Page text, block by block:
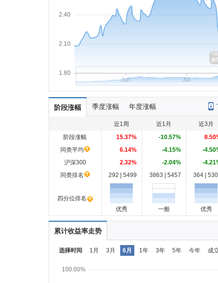
1.80
2.10
2.40
Jun Jul
阶段涨幅 季度涨幅 年度涨幅
近1周 近1月
近3月
阶段涨幅
15.37% -10.57%
同类平均
6.14% -4.15%
-
沪深300
2.32% -2.04%
-
同类排名
292 | 5499 3863 | 5457 364 |
四分位排名
优秀
一般 优秀
累计收益率走势
选择时间 1月 3月 6月 1年 3年 5年 今年 成
100.00%